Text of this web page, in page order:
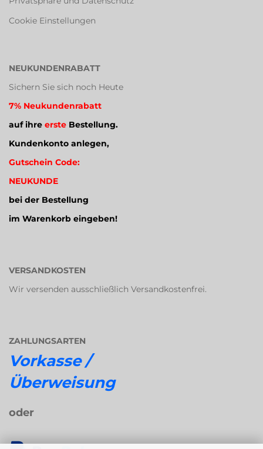
Cookie Einstellungen
NEUKUNDENRABATT
Sichern Sie sich noch Heute
7% Neukundenrabatt
auf ihre erste Bestellung.
Kundenkonto anlegen,
Gutschein Code:
NEUKUNDE
bei der Bestellung
im Warenkorb eingeben!
VERSANDKOSTEN
Wir versenden ausschließlich Versandkostenfrei.
ZAHLUNGSARTEN
Vorkasse /
Überweisung
oder